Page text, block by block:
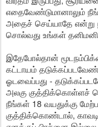
எதைவேண்டுமானாலும்
அதைச் செய்யாதே என்று
சொல்வது உங்கள்
இதேபோல்தான்
கட்டாயம்
ஓடவைப்பது -
அலகு குத்திக்கொள்ளச்
நீங்கள் 18 வயதுக்கு
குத்திக்கொண்டால்,